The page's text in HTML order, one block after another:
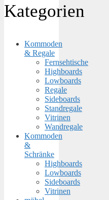
Kategorien
Kommoden
& Regale
Fernsehtische
Highboards
Lowboards
Regale
Sideboards
Standregale
Vitrinen
Wandregale
Kommoden
&
Schränke
Highboards
Lowboards
Sideboards
Vitrinen